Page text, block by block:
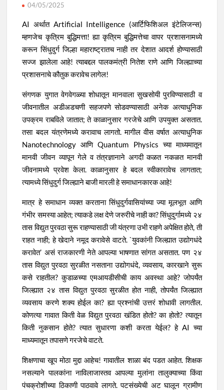
04/05/2025
AI अर्थात Artificial Intelligence (आर्टिफिशिअल इंटेलिजन्स)
म्हणजेच कृत्रिम बुद्धिमत्ता! ह्या कृत्रिम बुद्धिमत्तेचा वापर प्रशासनामध्ये
करून सिंधुदुर्ग जिल्हा महाराष्ट्रातच नाही तर देशात आदर्श होण्यासाठी
सज्ज झालेला आहे! त्याबद्दल पालकमंत्री नितेश राणे आणि जिल्ह्याच्या
प्रशासनाचे कौतुक करावेच लागेल!
संगणक युगात वेगवेगळ्या शोधातून मानवाला सुखसोयी पुरविण्यासाठी व
जीवनातील अडीअडचणी सहजपणे सोडवण्यासाठी अनेक अत्याधुनिक
उपक्रम राबविले जातात; ते काळानुसार गरजेचे आणि उपयुक्त असतात.
तसा बदल यंत्रणेमध्ये करावाच लागतो. मागील वीस वर्षात अत्याधुनिक
Nanotechnology आणि Quantum Physics च्या माध्यमातून
मानवी जीवन व्यापून गेले व तंत्रज्ञानाने अगदी कळत नकळत मानवी
जीवनामध्ये प्रवेश केला. काळानुसार हे बदल स्वीकारावेच लागतात;
त्यामध्ये सिंधुदुर्ग जिल्ह्याने बाजी मारली हे समाधानकारक आहे!
मात्र हे समाधान व्यक्त करताना सिंधुदुर्गवासियांच्या ज्या मूलभूत आणि
गंभीर समस्या आहेत; त्याकडे लक्ष देणे जरुरीचे नाही का? सिंधुदुर्गामध्ये २४
तास विद्युत पुरवठा सुरू राहण्यासाठी जी यंत्रणा उभी राहणे अपेक्षित होते, ती
राहत नाही; हे खेदाने नमूद करावेसे वाटते. `युवकांनी जिल्ह्यात उद्योगधंदे
करावेत’ असं राजकारणी नेते आपल्या भाषणात सांगत असतात. पण २४
तास विद्युत पुरवठा सुरळीत नसताना उद्योगधंदे, व्यवसाय, कारखाने सुरू
कसे राहतील? कुडाळच्या एमआयडीसीची काय अवस्था आहे? जोपर्यंत
जिल्ह्यात २४ तास विद्युत पुरवठा सुरळीत होत नाही, तोपर्यंत जिल्ह्यात
व्यवसाय करणे शक्य होईल का? ह्या प्रश्नांची उत्तरं शोधावी लागतील.
कोणत्या गावात किती वेळ विद्युत पुरवठा खंडित होतो? का होतो? त्यातून
किती नुकसान होते? त्यात सुधारणा कशी करता येईल? हे AI च्या
माध्यमातून तपासणे गरजेचे वाटते.
शिक्षणाचा खूप मोठा मुद्दा आहेच! गावातील शाळा बंद पडत आहेत. शिक्षक
नसल्याने पालकांना नाविलाजास्तव आपल्या मुलांना तालुक्याच्या किंवा
पंचक्रोशीच्या ठिकाणी पाठवावे लागते. पटसंख्येची अट घालून ग्रामीण